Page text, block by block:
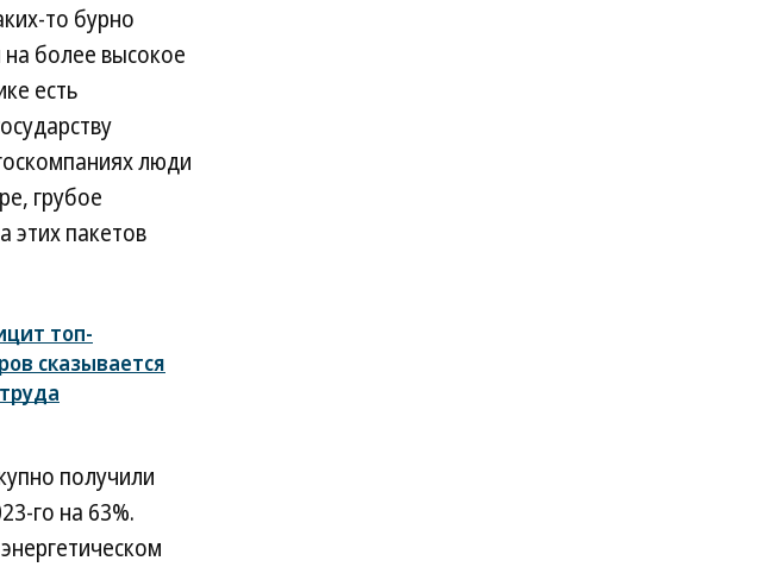
то бурно
более высокое
есть
люди
грубое
этих пакетов
топ-
сказывается
получили
го на 63%.